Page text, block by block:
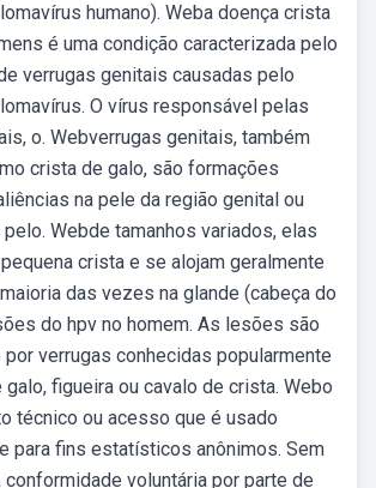
humano). Weba doença crista
é uma condição caracterizada pelo
verrugas genitais causadas pelo
O vírus responsável pelas
o. Webverrugas genitais, também
crista de galo, são formações
na pele da região genital ou
pelo. Webde tamanhos variados, elas
crista e se alojam geralmente
das vezes na glande (cabeça do
do hpv no homem. As lesões são
verrugas conhecidas popularmente
figueira ou cavalo de crista. Webo
técnico ou acesso que é usado
para fins estatísticos anônimos. Sem
conformidade voluntária por parte de